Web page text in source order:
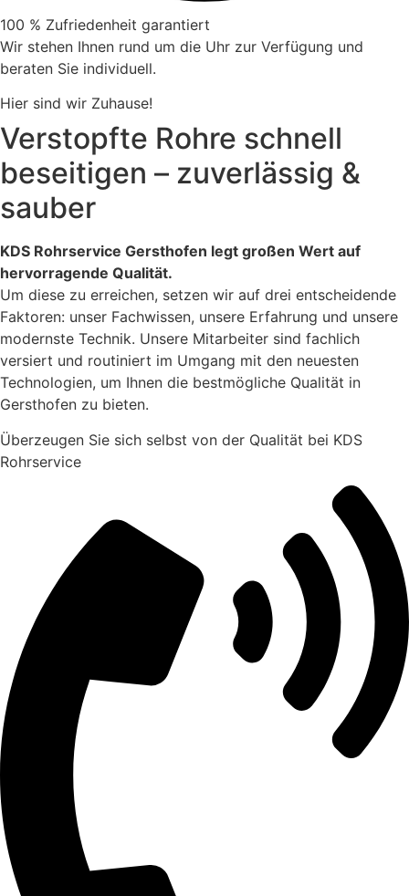
100 % Zufriedenheit garantiert
Wir stehen Ihnen rund um die Uhr zur Verfügung und
beraten Sie individuell.
Hier sind wir Zuhause!
Verstopfte Rohre schnell
beseitigen – zuverlässig &
sauber
KDS Rohrservice Gersthofen legt großen Wert auf
hervorragende Qualität.
Um diese zu erreichen, setzen wir auf drei entscheidende
Faktoren: unser Fachwissen, unsere Erfahrung und unsere
modernste Technik. Unsere Mitarbeiter sind fachlich
versiert und routiniert im Umgang mit den neuesten
Technologien, um Ihnen die bestmögliche Qualität in
Gersthofen zu bieten.
Überzeugen Sie sich selbst von der Qualität bei KDS
Rohrservice